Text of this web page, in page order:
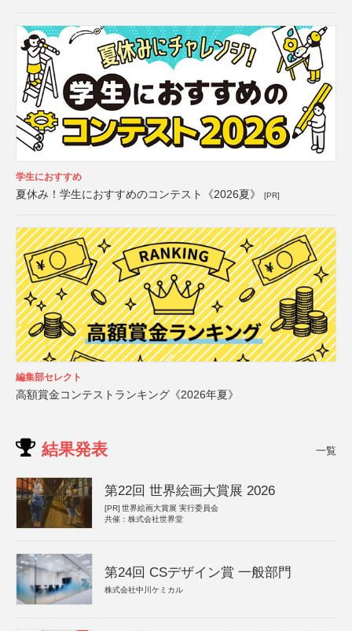
学生におすすめ
夏休み！学生におすすめのコンテスト《2026夏》 [PR]
編集部セレクト
高額賞金コンテストランキング《2026年夏》
結果発表 一覧
第22回 世界絵画大賞展 2026
[PR] 世界絵画大賞展 実行委員会
共催：株式会社世界堂
第24回 CSデザイン賞 一般部門
株式会社中川ケミカル